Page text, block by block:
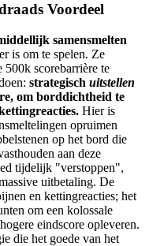
Voordeel
samensmelten
is om te spelen. Ze
500k scorebarrière te
strategisch uitstellen
om borddichtheid te
Hier is
opruimen
op het bord die
aan deze
tijdelijk "verstoppen",
uitbetaling. De
en kettingreacties; het
om een kolossale
eindscore opleveren.
die het goede van het